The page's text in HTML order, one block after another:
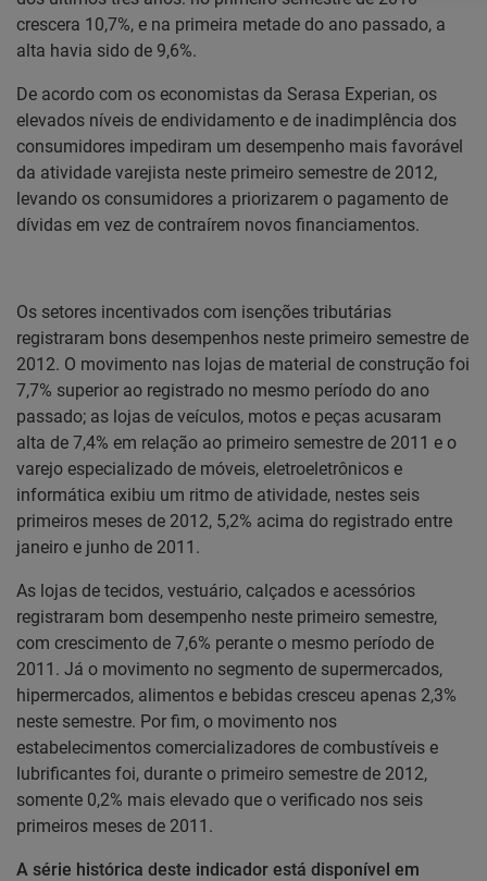
crescera 10,7%, e na primeira metade do ano passado, a
alta havia sido de 9,6%.
De acordo com os economistas da Serasa Experian, os
elevados níveis de endividamento e de inadimplência dos
consumidores impediram um desempenho mais favorável
da atividade varejista neste primeiro semestre de 2012,
levando os consumidores a priorizarem o pagamento de
dívidas em vez de contraírem novos financiamentos.
Os setores incentivados com isenções tributárias
registraram bons desempenhos neste primeiro semestre de
2012. O movimento nas lojas de material de construção foi
7,7% superior ao registrado no mesmo período do ano
passado; as lojas de veículos, motos e peças acusaram
alta de 7,4% em relação ao primeiro semestre de 2011 e o
varejo especializado de móveis, eletroeletrônicos e
informática exibiu um ritmo de atividade, nestes seis
primeiros meses de 2012, 5,2% acima do registrado entre
janeiro e junho de 2011.
As lojas de tecidos, vestuário, calçados e acessórios
registraram bom desempenho neste primeiro semestre,
com crescimento de 7,6% perante o mesmo período de
2011. Já o movimento no segmento de supermercados,
hipermercados, alimentos e bebidas cresceu apenas 2,3%
neste semestre. Por fim, o movimento nos
estabelecimentos comercializadores de combustíveis e
lubrificantes foi, durante o primeiro semestre de 2012,
somente 0,2% mais elevado que o verificado nos seis
primeiros meses de 2011.
A série histórica deste indicador está disponível em